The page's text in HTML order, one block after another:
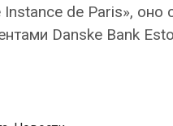
Instance de Paris»,
Danske Bank